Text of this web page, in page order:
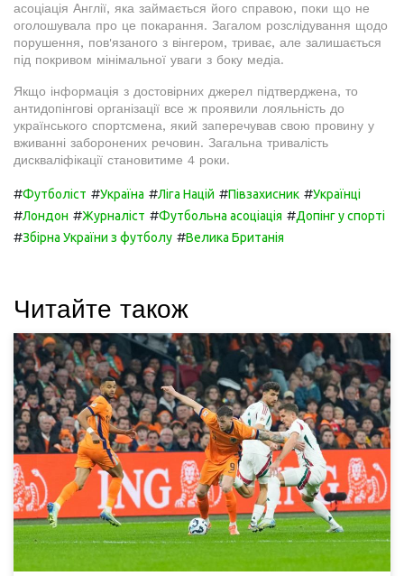
асоціація Англії, яка займається його справою, поки що не
оголошувала про це покарання. Загалом розслідування щодо
порушення, пов'язаного з вінгером, триває, але залишається
під покривом мінімальної уваги з боку медіа.
Якщо інформація з достовірних джерел підтверджена, то
антидопінгові організації все ж проявили лояльність до
українського спортсмена, який заперечував свою провину у
вживанні заборонених речовин. Загальна тривалість
дискваліфікації становитиме 4 роки.
#Футболіст #Україна #Ліга Націй #Півзахисник #Українці
#Лондон #Журналіст #Футбольна асоціація #Допінг у спорті
#Збірна України з футболу #Велика Британія
Читайте також